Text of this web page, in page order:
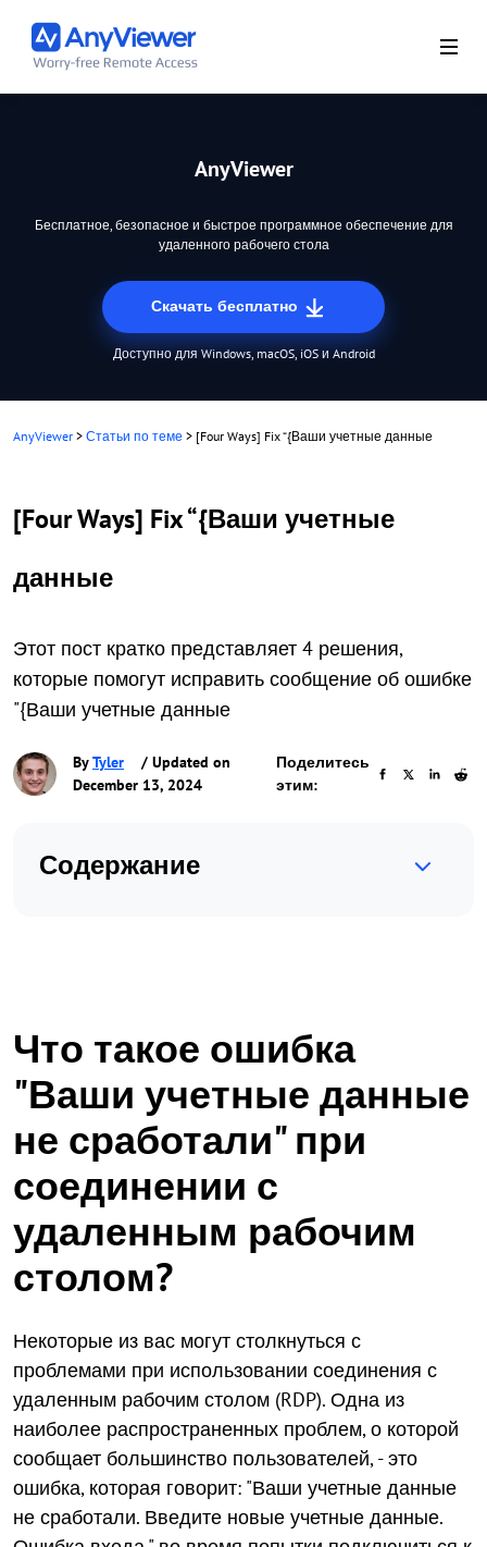
AnyViewer
Бесплатное, безопасное и быстрое программное обеспечение для
удаленного рабочего стола
Скачать бесплатно
Доступно для Windows, macOS, iOS и Android
AnyViewer > Статьи по теме > [Four Ways] Fix “{Ваши учетные данные
[Four Ways] Fix “{Ваши учетные
данные
Этот пост кратко представляет 4 решения,
которые помогут исправить сообщение об ошибке
"{Ваши учетные данные
ByTyler
/ Updated on
December 13, 2024
Поделитесь
этим:
Содержание
Что такое ошибка
"Ваши учетные данные
не сработали" при
соединении с
удаленным рабочим
столом?
Некоторые из вас могут столкнуться с
проблемами при использовании соединения с
удаленным рабочим столом (RDP). Одна из
наиболее распространенных проблем, о которой
сообщает большинство пользователей, - это
ошибка, которая говорит: "Ваши учетные данные
не сработали. Введите новые учетные данные.